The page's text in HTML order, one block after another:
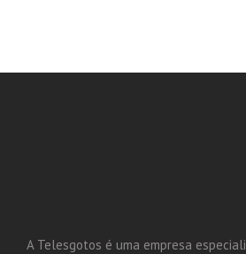
A Telesgotos é uma empresa